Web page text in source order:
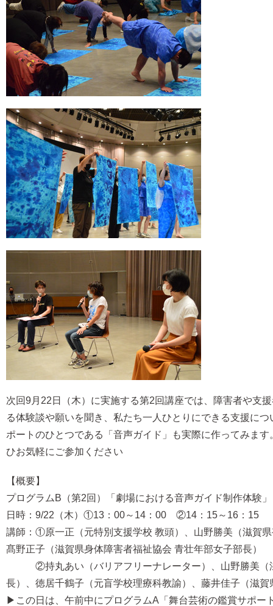
次回9月22日（木）に実施する第2回講座では、障害者や支
る体験談や願いを聞き、私たち一人ひとりにできる支援に
ポートのひとつである「音声ガイド」も実際に作ってみま
ひお気軽にご参加ください
【概要】
プログラムB（第2回）「劇場における音声ガイド制作体験」
日時：9/22（木）①13：00～14：00 ②14：15～16：15
講師：①原一正（元特別支援学校 教頭）、山野勝美（滋賀
髙野正子（滋賀県身体障害者福祉協会 青壮年部女子部長）
②持丸あい（バリアフリーナレーター）、山野勝美（
長）、徳居千鶴子（元盲学校理療科教諭）、藤井佳子（滋
▶この日は、午前中にプログラムA「舞台芸術の鑑賞サポー